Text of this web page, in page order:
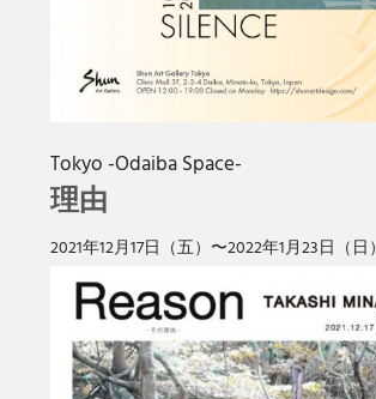
Tokyo -Odaiba Space-
理由
2021年12⽉17⽇（五）〜2022年1月23⽇（⽇）